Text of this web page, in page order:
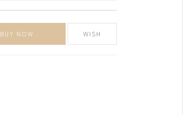
BUY NOW WISH